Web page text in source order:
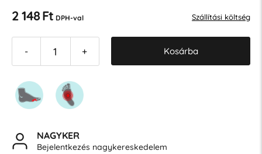
2 148 Ft DPH-val Szállítási költség
- + Kosárba
NAGYKER
Bejelentkezés nagykereskedelem